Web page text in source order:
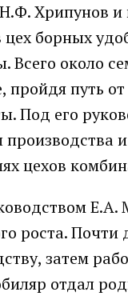
Хрипунов
борных
Всего около
пройдя путь
Под его
цехов
роста. Почти
затем
отдал